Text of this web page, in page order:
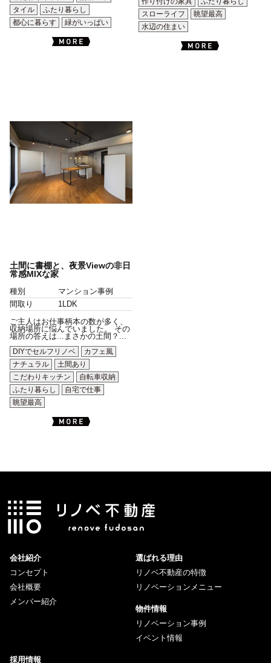
タイル
ふたり暮らし
都心に暮らす
緑がいっぱい
スローライフ
眺望最高
水辺の住まい
土間に書棚と、夜景Viewの非日
常感MIXな家
種別
マンション事例
間取り
1LDK
ご主人はお仕事柄本の数が多く、
収納場所に悩んでいました。 その
場所の答えは...まさかの土間？...
DIYでセルフリノベ
カフェ風
ナチュラル
土間あり
こだわりキッチン
自転車収納
ふたり暮らし
自宅で仕事
眺望最高
会社紹介
コンセプト
会社概要
メンバー紹介
選ばれる理由
リノベ不動産の特徴
リノベーションメニュー
物件情報
リノベーション事例
イベント情報
採用情報